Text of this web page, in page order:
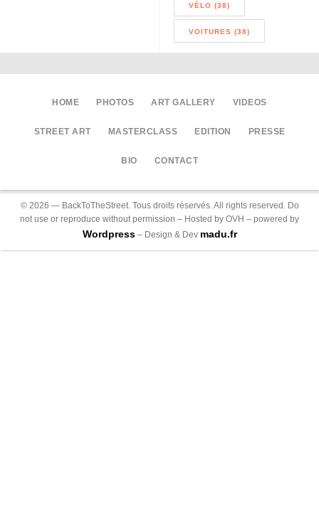
VÉLO (38)
VOITURES (38)
HOME PHOTOS ART GALLERY VIDEOS
STREET ART MASTERCLASS EDITION PRESSE
BIO CONTACT
© 2026 — BackToTheStreet. Tous droits réservés. All rights reserved. Do
not use or reproduce without permission – Hosted by OVH – powered by
Wordpress– Design & Dev madu.fr